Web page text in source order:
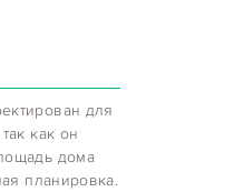
для
как он
дома
планировка.